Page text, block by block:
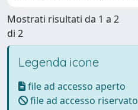
Mostrati risultati da 1 a 2
di 2
Legenda icone
file ad accesso aperto
file ad accesso riservato